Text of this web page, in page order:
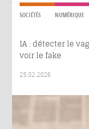
SOCIÉTÉS NUMÉRIQUE
IA : détecter le
voir le fake
25.02.2026